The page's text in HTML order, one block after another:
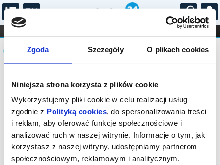
Zgoda Szczegóły O plikach cookies
Niniejsza strona korzysta z plików cookie
Wykorzystujemy pliki cookie w celu realizacji usług
zgodnie z Polityką cookies, do spersonalizowania treści
i reklam, aby oferować funkcje społecznościowe i
analizować ruch w naszej witrynie. Informacje o tym, jak
korzystasz z naszej witryny, udostępniamy partnerom
społecznościowym, reklamowym i analitycznym.
...
FILHARMONIA OPERA I BALET
STAND-UP
DLA DZIECI
Komunikat
Sprzedaż biletów on-line na wydarzenie
została zakończona.